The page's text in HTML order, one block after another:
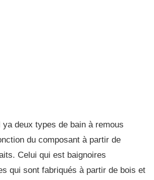
deux types de bain à remous
du composant à partir de
Celui qui est baignoires
qui sont fabriqués à partir de bois et